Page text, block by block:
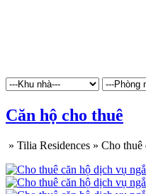
Căn hộ cho thuê
» Tilia Residences » Cho thuê